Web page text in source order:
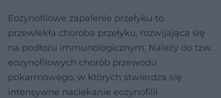
Eozynofilowe zapalenie przełyku to
przewlekła choroba przełyku, rozwijająca się
na podłożu immunologicznym. Należy do tzw.
eozynofilowych chorób przewodu
pokarmowego, w których stwierdza się
intensywne naciekanie eozynofilii